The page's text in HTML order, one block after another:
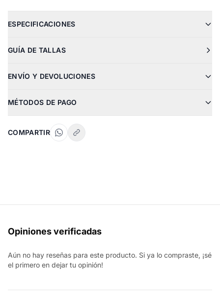
ESPECIFICACIONES
GUÍA DE TALLAS
ENVÍO Y DEVOLUCIONES
MÉTODOS DE PAGO
COMPARTIR
Opiniones verificadas
Aún no hay reseñas para este producto. Si ya lo compraste, ¡sé
el primero en dejar tu opinión!